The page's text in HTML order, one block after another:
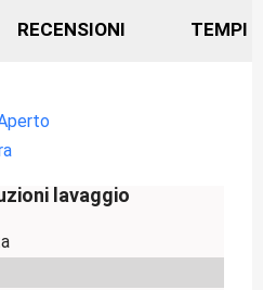
RECENSIONI TEMPI
lavaggio